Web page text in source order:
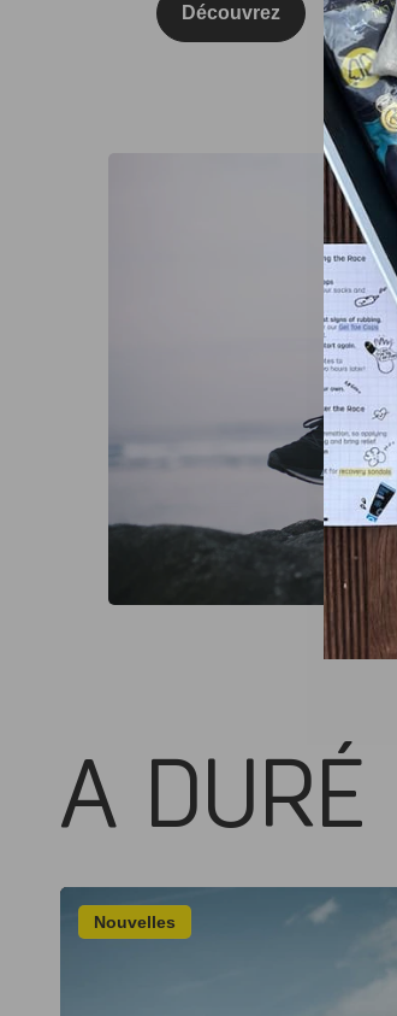
Découvrez
A DURÉ
Nouvelles